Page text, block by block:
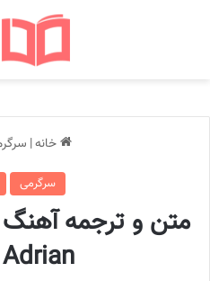
خانه|
سرگرمی